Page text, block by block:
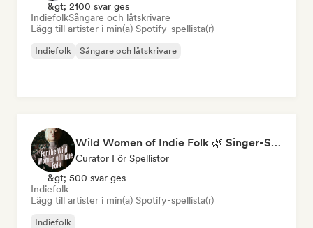
&gt; 2100 svar ges
IndiefolkSångare och låtskrivare
Lägg till artister i min(a) Spotify-spellista(r)
Indiefolk Sångare och låtskrivare
Wild Women of Indie Folk 🌿 Singer-Songwriter, Folk & Acoustic
Curator För Spellistor
&gt; 500 svar ges
Indiefolk
Lägg till artister i min(a) Spotify-spellista(r)
Indiefolk